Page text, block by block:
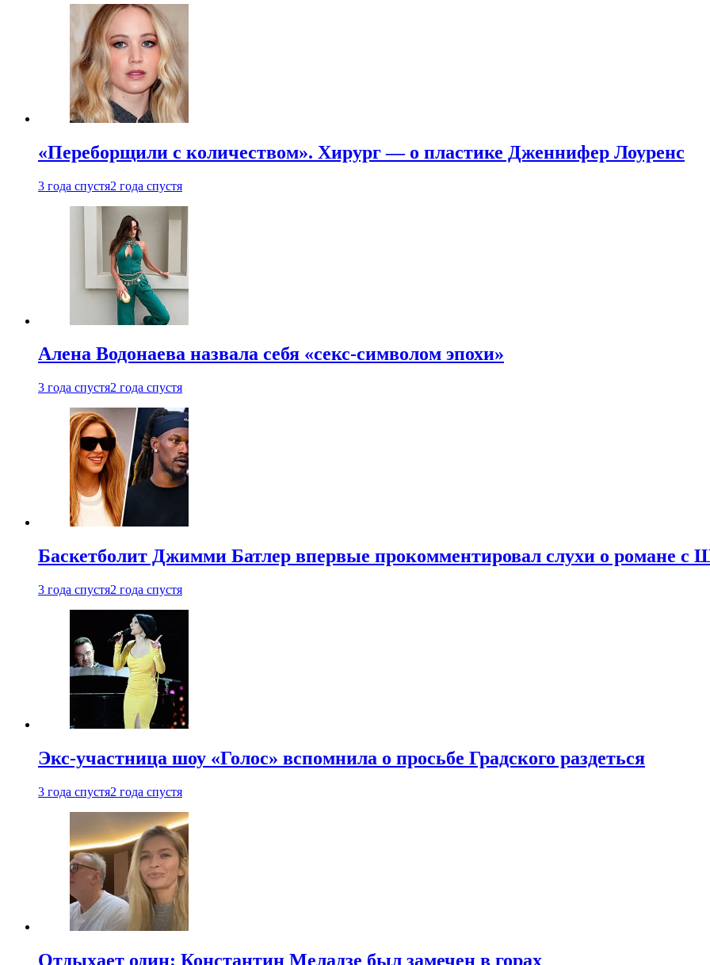
«Переборщили с количеством». Хирург — о пластике Дженнифер Лоуренс
3 года спустя2 года спустя
Алена Водонаева назвала себя «секс-символом эпохи»
3 года спустя2 года спустя
Баскетболит Джимми Батлер впервые прокомментировал слухи о романе с
3 года спустя2 года спустя
Экс-участница шоу «Голос» вспомнила о просьбе Градского раздеться
3 года спустя2 года спустя
Отдыхает один: Константин Меладзе был замечен в горах